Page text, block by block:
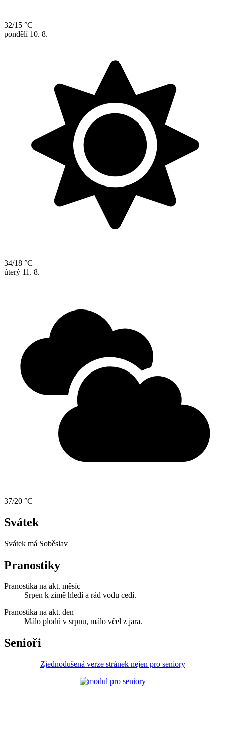
32/15 °C
pondělí 10. 8.
34/18 °C
úterý 11. 8.
37/20 °C
Svátek
Svátek má Soběslav
Pranostiky
Pranostika na akt. měsíc
Srpen k zimě hledí a rád vodu cedí.
Pranostika na akt. den
Málo plodů v srpnu, málo včel z jara.
Senioři
Zjednodušená verze stránek nejen pro seniory